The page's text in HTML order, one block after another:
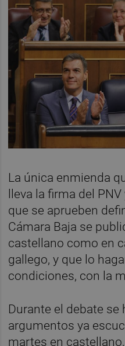
La única enmienda
lleva la firma del
que se aprueben
Cámara Baja se
castellano como en
gallego, y que lo
condiciones, con la
Durante el debate
argumentos ya
martes en